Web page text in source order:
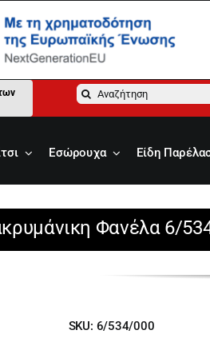
Αναζήτηση
Εσώρουχα Είδη
Φανέλα 6/
SKU: 6/534/000